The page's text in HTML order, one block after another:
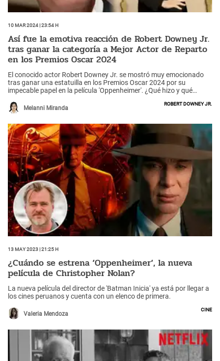
10 Mar 2024 | 23:54 h
Así fue la emotiva reacción de Robert Downey Jr.
tras ganar la categoría a Mejor Actor de Reparto
en los Premios Oscar 2024
El conocido actor Robert Downey Jr. se mostró muy emocionado
tras ganar una estatuilla en los Premios Oscar 2024 por su
impecable papel en la película 'Oppenheimer'. ¿Qué hizo y qué
Melanni Miranda
Robert Downey Jr.
13 May 2023 | 21:25 h
¿Cuándo se estrena ‘Oppenheimer‘, la nueva
película de Christopher Nolan?
La nueva película del director de 'Batman Inicia' ya está por llegar a
los cines peruanos y cuenta con un elenco de primera.
Valeria Mendoza
Cine